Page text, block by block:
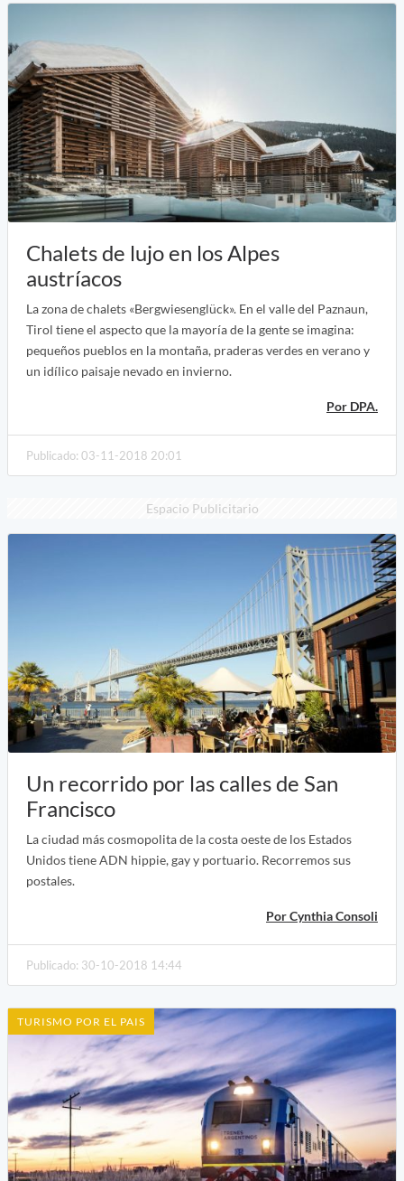
Chalets de lujo en los Alpes
austríacos
La zona de chalets «Bergwiesenglück». En el valle del Paznaun,
Tirol tiene el aspecto que la mayoría de la gente se imagina:
pequeños pueblos en la montaña, praderas verdes en verano y
un idílico paisaje nevado en invierno.
Por DPA.
Publicado: 03-11-2018 20:01
Espacio Publicitario
Un recorrido por las calles de San
Francisco
La ciudad más cosmopolita de la costa oeste de los Estados
Unidos tiene ADN hippie, gay y portuario. Recorremos sus
postales.
Por Cynthia Consoli
Publicado: 30-10-2018 14:44
TURISMO POR EL PAIS